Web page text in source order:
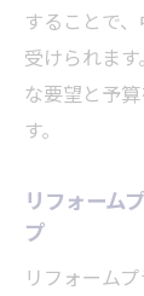
することで
受けられま
な要望と予
す。
リフォーム
プ
リフォーム